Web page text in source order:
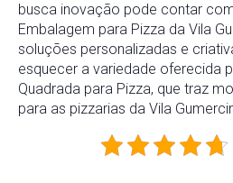
busca inovação pode contar
Embalagem para Pizza da Vila
soluções personalizadas e
esquecer a variedade oferecida
Quadrada para Pizza, que traz
para as pizzarias da Vila